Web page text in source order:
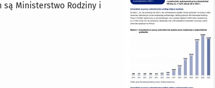
są Ministerstwo Rodziny i